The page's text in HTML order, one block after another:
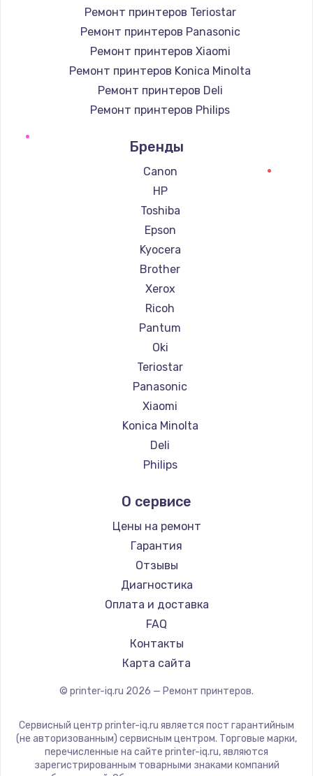
Ремонт принтеров Teriostar
Ремонт принтеров Panasonic
Ремонт принтеров Xiaomi
Ремонт принтеров Konica Minolta
Ремонт принтеров Deli
Ремонт принтеров Philips
Ремонт принтеров Kodak
Ремонт принтеров Lexmark
Ремонт принтеров Sharp
Ремонт принтеров TSC
Ремонт принтеров Fujitsu
Ремонт принтеров Godex
Бренды
Canon
HP
Toshiba
Epson
Kyocera
Brother
Xerox
Ricoh
Pantum
Oki
Teriostar
Panasonic
Xiaomi
Konica Minolta
Deli
Philips
Kodak
Lexmark
Sharp
TSC
Fujitsu
Godex
О сервисе
Цены на ремонт
Гарантия
Отзывы
Диагностика
Оплата и доставка
FAQ
Контакты
Карта сайта
© printer-iq.ru 2026 — Ремонт принтеров.
Сервисный центр printer-iq.ru является пост гарантийным
(не авторизованным) сервисным центром. Торговые марки,
перечисленные на сайте printer-iq.ru, являются
зарегистрированным товарными знаками компаний